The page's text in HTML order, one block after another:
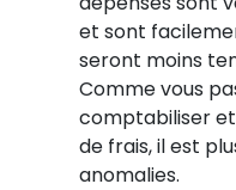
et sont
seront moins
Comme vous
comptabiliser
de frais, il est
anomalies.